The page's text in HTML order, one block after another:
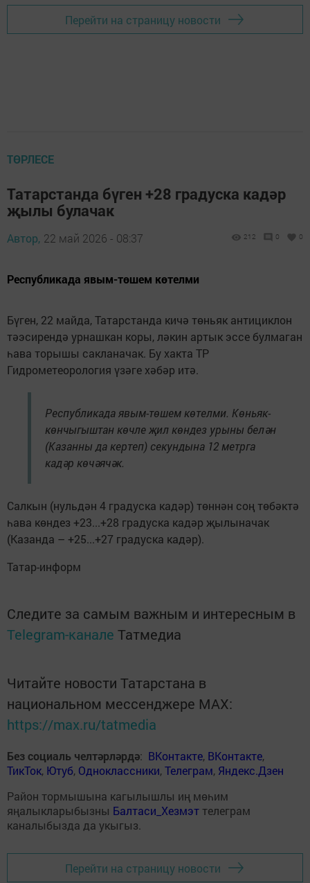
Перейти на страницу новости
ТӨРЛЕСЕ
Татарстанда бүген +28 градуска кадәр
җылы булачак
Автор, 22 май 2026 - 08:37 212 0 0
Республикада явым-төшем көтелми
Бүген, 22 майда, Татарстанда кичә төньяк антициклон
тәэсирендә урнашкан коры, ләкин артык эссе булмаган
һава торышы сакланачак. Бу хакта ТР
Гидрометеорология үзәге хәбәр итә.
Республикада явым-төшем көтелми. Көньяк-
көнчыгыштан көчле җил көндез урыны белән
(Казанны да кертеп) секундына 12 метрга
кадәр көчәячәк.
Салкын (нульдән 4 градуска кадәр) төннән соң төбәктә
һава көндез +23...+28 градуска кадәр җылыначак
(Казанда – +25...+27 градуска кадәр).
Татар-информ
Следите за самым важным и интересным в
Telegram-канале Татмедиа
Читайте новости Татарстана в
национальном мессенджере MАХ:
https://max.ru/tatmedia
Без социаль челтәрләрдә: ВКонтакте, ВКонтакте,
ТикТок, Ютуб, Одноклассники,Телеграм, Яндекс.Дзен
Район тормышына кагылышлы иң мөһим
яңалыкларыбызны Балтаси_Хезмэт телеграм
каналыбызда да укыгыз.
Перейти на страницу новости